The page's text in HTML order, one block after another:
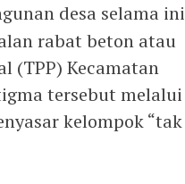
desa selama ini
rabat beton atau
(TPP) Kecamatan
tersebut melalui
kelompok “tak